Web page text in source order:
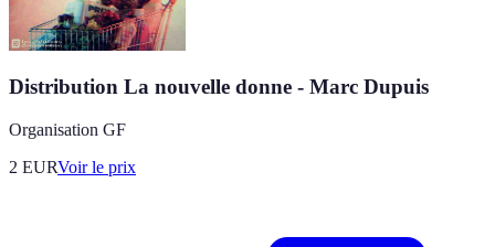
Distribution La nouvelle donne - Marc Dupuis
Organisation GF
2 EURVoir le prix